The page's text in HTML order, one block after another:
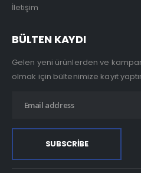
İletişim
BÜLTEN KAYDI
Gelen yeni ürünlerden ve
olmak için bültenimize kayıt